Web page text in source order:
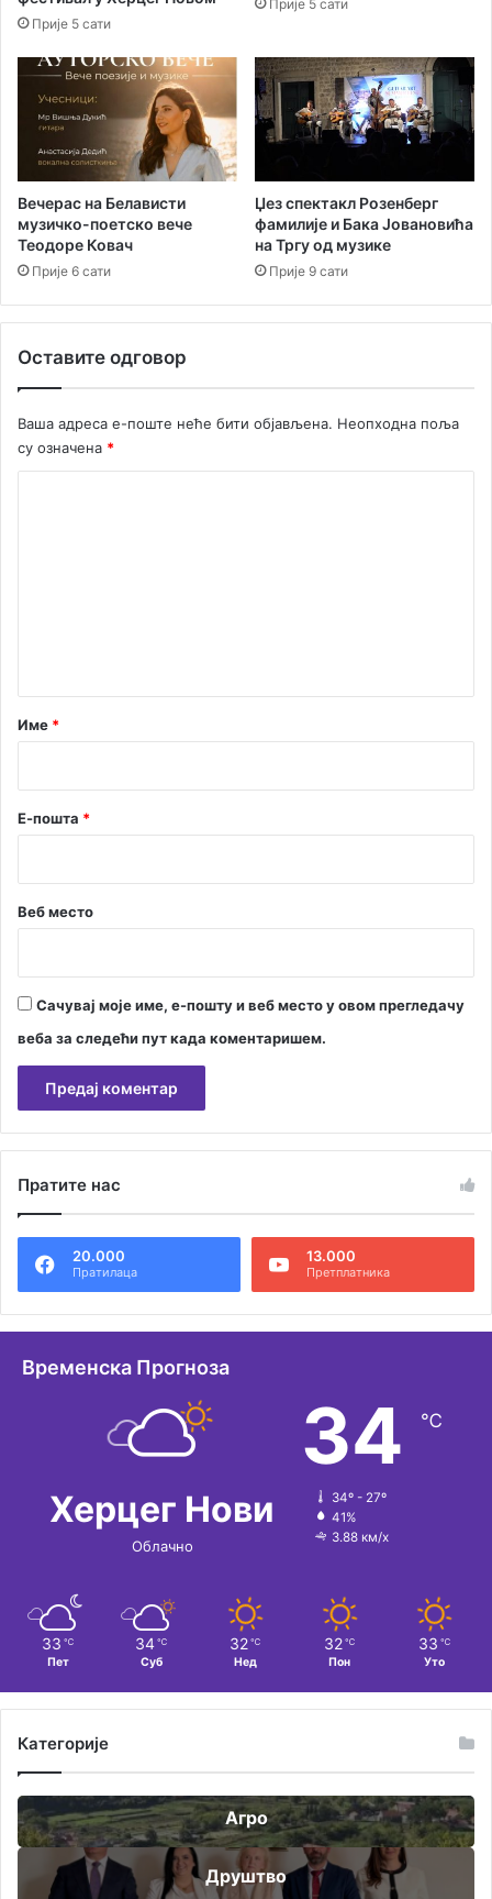
л
д
н
а
б
з
ј
е
Прије 5 сати
Прије 5 сати
Вечерас на Белависти
музичко-поетско вече
Теодоре Ковач
Прије 6 сати
Џез спектакл Розенберг
фамилије и Бака Јовановића
на Тргу од музике
Прије 9 сати
Оставите одговор
Ваша адреса е-поште неће бити објављена. Неопходна поља
су означена *
р
Име *
Е-пошта *
Веб место
Сачувај моје име, е-пошту и веб место у овом прегледачу
веба за следећи пут када коментаришем.
т
н
т
Пратите нас
20.000
Пратилаца
13.000
Претплатника
Временска Прогноза
Херцег Нови
Облачно
34 ℃
34º - 27º
41%
3.88 км/х
33 ℃
Пет
34 ℃
Суб
32 ℃
Нед
32 ℃
Пон
33 ℃
Уто
Категорије
Агро
Друштво